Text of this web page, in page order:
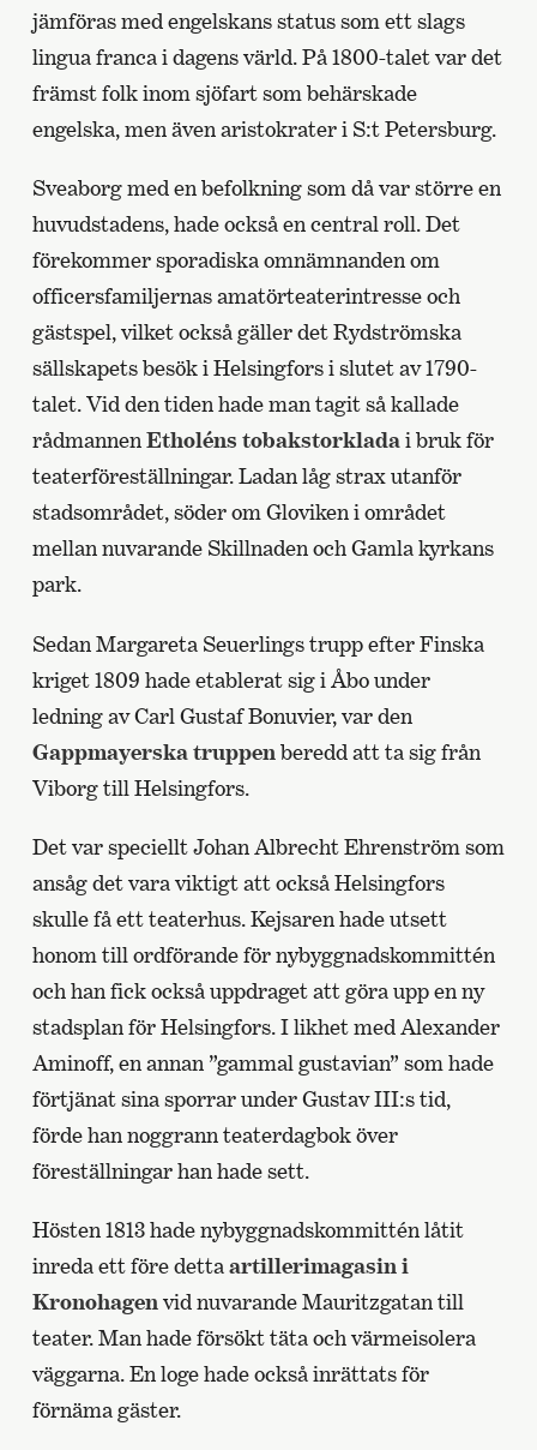
jämföras med engelskans status som ett slags
lingua franca i dagens värld. På 1800-talet var det
främst folk inom sjöfart som behärskade
engelska, men även aristokrater i S:t Petersburg.
Sveaborg med en befolkning som då var större en
huvudstadens, hade också en central roll. Det
förekommer sporadiska omnämnanden om
officersfamiljernas amatörteaterintresse och
gästspel, vilket också gäller det Rydströmska
sällskapets besök i Helsingfors i slutet av 1790-
talet. Vid den tiden hade man tagit så kallade
rådmannenEtholéns tobakstorkladai bruk för
teaterföreställningar. Ladan låg strax utanför
stadsområdet, söder om Gloviken i området
mellan nuvarande Skillnaden och Gamla kyrkans
park.
Sedan Margareta Seuerlings trupp efter Finska
kriget 1809 hade etablerat sig i Åbo under
ledning av Carl Gustaf Bonuvier, var den
Gappmayerska truppen beredd att ta sig från
Viborg till Helsingfors.
Det var speciellt Johan Albrecht Ehrenström som
ansåg det vara viktigt att också Helsingfors
skulle få ett teaterhus. Kejsaren hade utsett
honom till ordförande för nybyggnadskommittén
och han fick också uppdraget att göra upp en ny
stadsplan för Helsingfors. I likhet med Alexander
Aminoff, en annan ”gammal gustavian” som hade
förtjänat sina sporrar under Gustav III:s tid,
förde han noggrann teaterdagbok över
föreställningar han hade sett.
Hösten 1813 hade nybyggnadskommittén låtit
inreda ett före dettaartillerimagasin i
Kronohagen vid nuvarande Mauritzgatan till
teater. Man hade försökt täta och värmeisolera
väggarna. En loge hade också inrättats för
förnäma gäster.